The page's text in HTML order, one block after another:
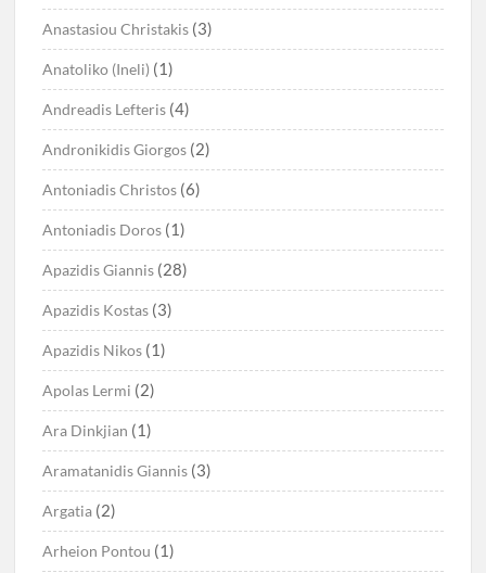
Anastasiou Christakis (3)
Anatoliko (Ineli) (1)
Andreadis Lefteris (4)
Andronikidis Giorgos (2)
Antoniadis Christos (6)
Antoniadis Doros (1)
Apazidis Giannis (28)
Apazidis Kostas (3)
Apazidis Nikos (1)
Apolas Lermi (2)
Ara Dinkjian (1)
Aramatanidis Giannis (3)
Argatia (2)
Arheion Pontou (1)